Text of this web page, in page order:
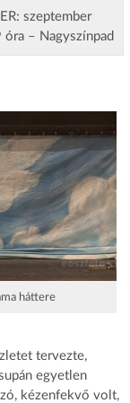
szeptember
óra – Nagyszínpad
háttere
tervezte,
egyetlen
kézenfekvő volt,